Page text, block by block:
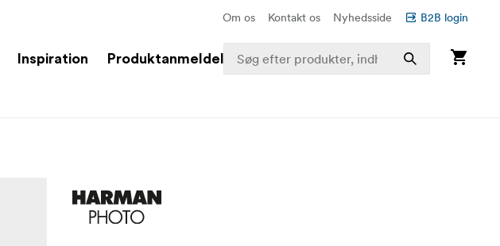
Om os Kontakt os Nyhedsside B2B login
Inspiration Produktanmeldelser